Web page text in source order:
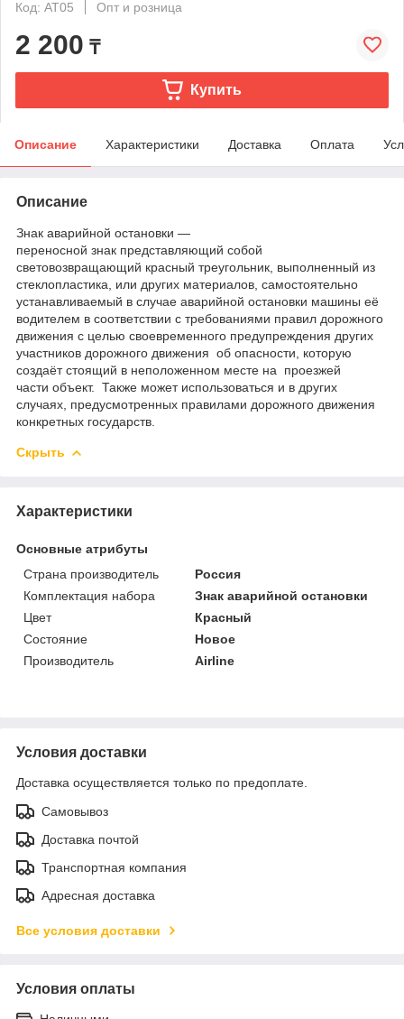
Код: AT05
Опт и розница
2 200 ₸
Купить
Описание Характеристики Доставка Оплата
Описание
Знак аварийной остановки —
переносной знак представляющий собой
световозвращающий красный треугольник, выполненный из
стеклопластика, или других материалов, самостоятельно
устанавливаемый в случае аварийной остановки машины её
водителем в соответствии с требованиями правил дорожного
движения с целью своевременного предупреждения других
участников дорожного движения об опасности, которую
создаёт стоящий в неположенном месте на проезжей
части объект. Также может использоваться и в других
случаях, предусмотренных правилами дорожного движения
конкретных государств.
Скрыть
Характеристики
Основные атрибуты
Страна производитель
Россия
Комплектация набора
Знак аварийной остановки
Цвет
Красный
Состояние
Новое
Производитель
Airline
Условия доставки
Доставка осуществляется только по предоплате.
Самовывоз
Доставка почтой
Транспортная компания
Адресная доставка
Все условия доставки
Условия оплаты